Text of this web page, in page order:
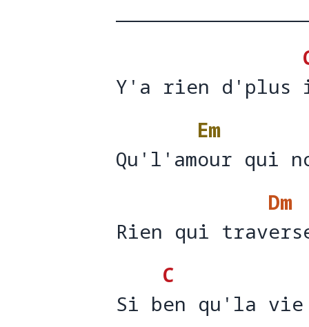
Y'a rien d'plus
Y'a rien d'plus
Qu'l'am
Em
our qui
Qu'l'amour qui
Rien qui trav
Dm
Rien qui
Si b
C
en qu'la vie
Si ben qu'la vie